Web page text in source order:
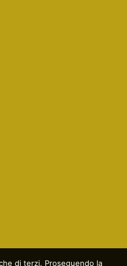
di terzi. Proseguendo la